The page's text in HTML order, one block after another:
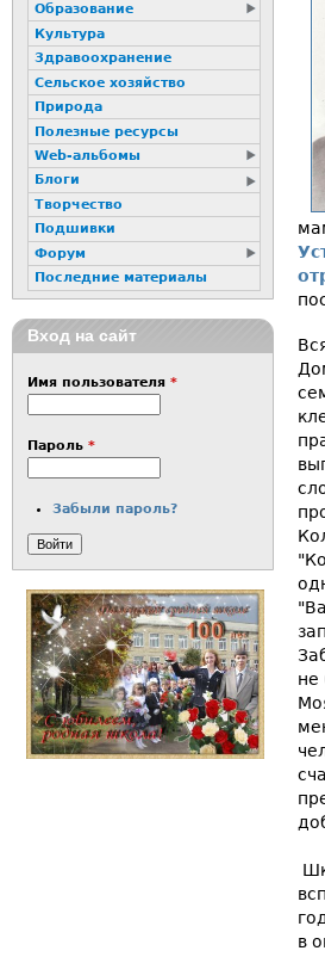
не
в
Образование
Культура
Здравоохранение
Сельское хозяйство
Природа
Полезные ресурсы
Web-альбомы
Блоги
Творчество
Подшивки
Форум
Последние материалы
Вход на сайт
Имя пользователя *
Пароль *
Забыли пароль?